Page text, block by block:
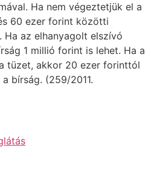
Ha nem végeztetjük el a
60 ezer forint közötti
Ha az elhanyagolt elszívó
1 millió forint is lehet. Ha a
tüzet, akkor 20 ezer forinttól
bírság. (259/2011.